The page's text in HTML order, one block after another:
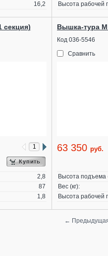
16,2
Высота рабочей
секция)
Купить
2,8
87
1,8
Вышка-тура
Код 036-5546
Сравнить
63 350 руб.
Высота подъема
Вес (кг):
Высота рабочей
←